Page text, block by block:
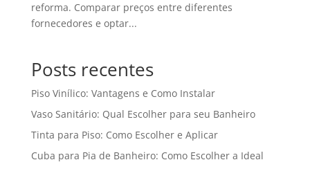
reforma. Comparar preços entre diferentes
fornecedores e optar...
Posts recentes
Piso Vinílico: Vantagens e Como Instalar
Vaso Sanitário: Qual Escolher para seu Banheiro
Tinta para Piso: Como Escolher e Aplicar
Cuba para Pia de Banheiro: Como Escolher a Ideal